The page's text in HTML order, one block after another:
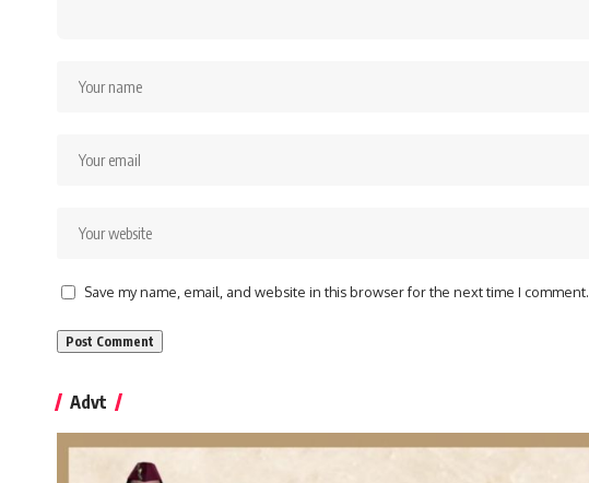
Save my name, email, and website in this browser for the next time I comment.
Advt